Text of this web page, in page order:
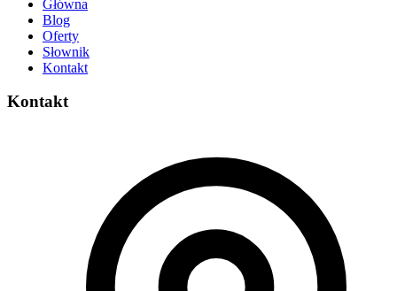
Główna
Blog
Oferty
Słownik
Kontakt
Kontakt